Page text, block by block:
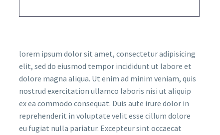
lorem ipsum dolor sit amet, consectetur adipisicing
elit, sed do eiusmod tempor incididunt ut labore et
dolore magna aliqua. Ut enim ad minim veniam, quis
nostrud exercitation ullamco laboris nisi ut aliquip
ex ea commodo consequat. Duis aute irure dolor in
reprehenderit in voluptate velit esse cillum dolore
eu fugiat nulla pariatur. Excepteur sint occaecat